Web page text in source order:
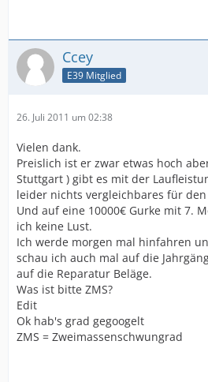
Ccey
E39 Mitglied
26. Juli 2011 um 02:38
Vielen dank.
Preislich ist er zwar etwas hoch
Stuttgart ) gibt es mit der
leider nichts vergleichbares für den
Und auf eine 10000€ Gurke mit 7.
ich keine Lust.
Ich werde morgen mal hinfahren
schau ich auch mal auf die
auf die Reparatur Beläge.
Was ist bitte ZMS?
Edit
Ok hab's grad gegoogelt
ZMS = Zweimassenschwungrad